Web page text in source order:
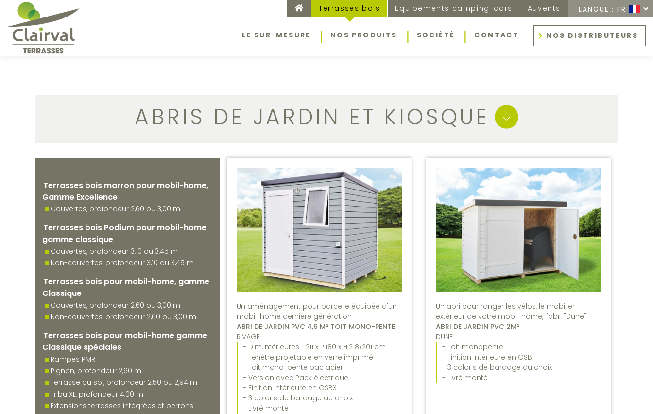
LANGUE :FR
Terrasses bois Equipements camping-cars Auvents
LE SUR-MESURE NOS PRODUITS SOCIÉTÉ CONTACT NOS DISTRIBUTEURS
ABRIS DE JARDIN ET KIOSQUE
Terrasses bois marron pour mobil-home,
Gamme Excellence
Couvertes, profondeur 2,60 ou 3,00 m
Terrasses bois Podium pour mobil-home
gamme classique
Couvertes, profondeur 3,10 ou 3,45 m
Non-couvertes, profondeur 3,10 ou 3,45 m
Terrasses bois pour mobil-home, gamme
Classique
Couvertes, profondeur 2,60 ou 3,00 m
Non-couvertes, profondeur 2,60 ou 3,00 m
Terrasses bois pour mobil-home gamme
Classique spéciales
Rampes PMR
Pignon, profondeur 2,60 m
Terrasse au sol, profondeur 2,50 ou 2,94 m
Tribu XL, profondeur 4,00 m
Extensions terrasses intégrées et perrons
Un aménagement pour parcelle équipée d'un
mobil-home dernière génération
ABRI DE JARDIN PVC 4,6 M² TOIT MONO-PENTE
RIVAGE
- Dim.intérieures L.211 x P.180 x H.218/201 cm
- Fenêtre projetable en verre imprimé
- Toit mono-pente bac acier
- Version avec Pack électrique
- Finition intérieure en OSB3
- 3 coloris de bardage au choix
- Livré monté
Un abri pour ranger les vélos, le mobilier
extérieur de votre mobil-home, l'abri "Dune"
ABRI DE JARDIN PVC 2M²
DUNE
- Toit monopente
- Finition intérieure en OSB
- 3 coloris de bardage au choix
- Livré monté